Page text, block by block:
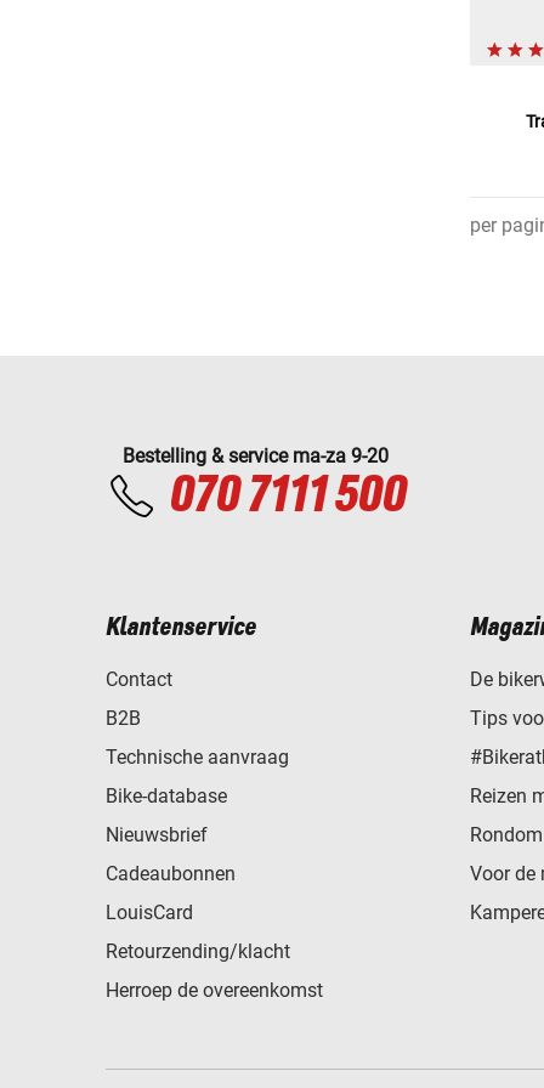
per
Bestelling & service ma-za 9-20
070 7111 500
Klantenservice
Contact
B2B
Technische aanvraag
Bike-database
Nieuwsbrief
Cadeaubonnen
LouisCard
Retourzending/klacht
Herroep de overeenkomst
De
Tips
Reizen
Voor de